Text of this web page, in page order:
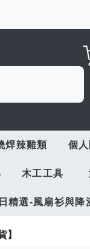
焊辣雞類 個
木工工具
精選-風扇衫與降
】